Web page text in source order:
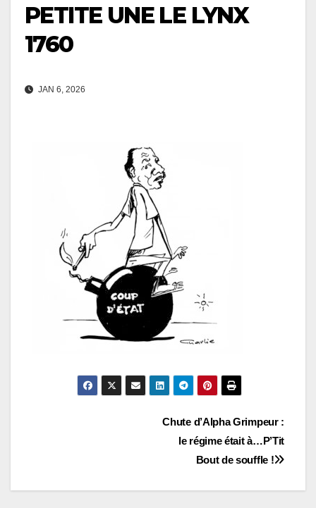
PETITE UNE LE LYNX
1760
JAN 6, 2026
l’article
Chute d’Alpha Grimpeur :
le régime était à…P’Tit
Bout de souffle !